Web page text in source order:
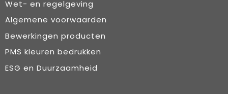
Wet- en regelgeving
Algemene voorwaarden
Bewerkingen producten
PMS kleuren bedrukken
ESG en Duurzaamheid